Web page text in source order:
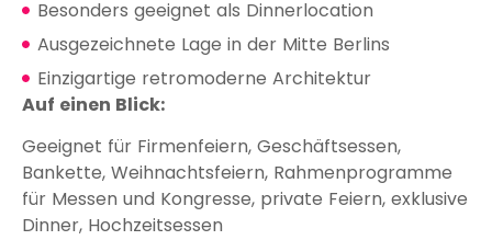
Besonders geeignet als Dinnerlocation
Ausgezeichnete Lage in der Mitte Berlins
Einzigartige retromoderne Architektur
Auf einen Blick:
Geeignet für Firmenfeiern, Geschäftsessen,
Bankette, Weihnachtsfeiern, Rahmenprogramme
für Messen und Kongresse, private Feiern, exklusive
Dinner, Hochzeitsessen